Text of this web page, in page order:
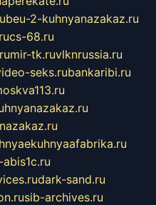
2-kuhnyanazakaz.ru
cs-68.ru
mir-tk.ruvlknrussia.ru
seks.rubankaribi.ru
abis1c.ru
dark-sand.ru
sib-archives.ru